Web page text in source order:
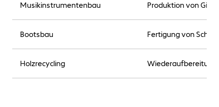
Musikinstrumentenbau Produktion von
Bootsbau Fertigung von
Holzrecycling Wiederaufbereitung